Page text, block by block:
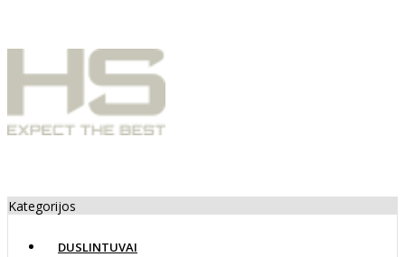
Kategorijos
DUSLINTUVAI